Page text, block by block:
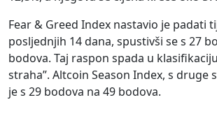
Fear & Greed Index nastavio je padati
posljednjih 14 dana, spustivši se s 27
bodova. Taj raspon spada u
straha”. Altcoin Season Index, s druge
je s 29 bodova na 49 bodova.